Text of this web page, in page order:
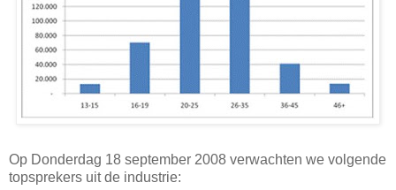
Op Donderdag 18 september 2008 verwachten we volgende
topsprekers uit de industrie: